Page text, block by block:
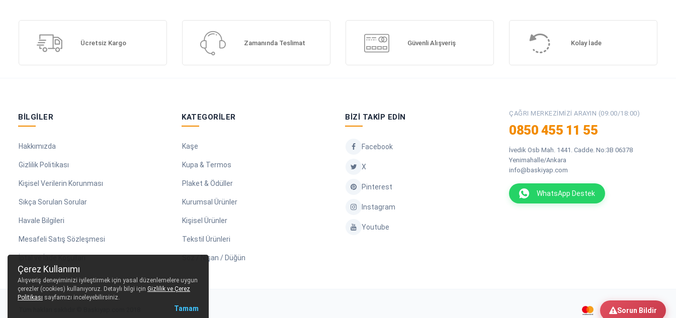
Ücretsiz Kargo Zamanında Teslimat Güvenli Alışveriş Kolay İade
BILGILER
Hakkımızda
Gizlilik Politikası
Kişisel Verilerin Korunması
Sıkça Sorulan Sorular
Havale Bilgileri
Mesafeli Satış Sözleşmesi
KATEGORILER
Kaşe
Kupa & Termos
Plaket & Ödüller
Kurumsal Ürünler
Kişisel Ürünler
Tekstil Ürünleri
Söz / Nişan / Düğün
BIZI TAKIP EDIN
Facebook
X
Pinterest
Instagram
Youtube
ÇAĞRI MERKEZIMIZI ARAYIN (09:00/18:00)
0850 455 11 55
İvedik Osb Mah. 1441. Cadde. No:3B 06378
Yenimahalle/Ankara
info@baskiyap.com
WhatsApp Destek
Sorun Bildir
Çerez Kullanımı
Alışveriş deneyiminizi iyileştirmek için yasal düzenlemelere uygun
çerezler (cookies) kullanıyoruz. Detaylı bilgi için Gizlilik ve Çerez
Politikası sayfamızı inceleyebilirsiniz.
Tamam